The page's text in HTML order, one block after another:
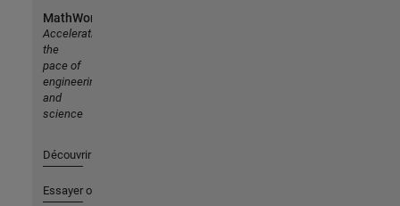
MathWorks
Accelerating
the
pace of
engineering
and
science
Découvrir les produits
Essayer ou acheter